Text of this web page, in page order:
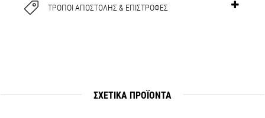
ΤΡΟΠΟΙ ΑΠΟΣΤΟΛΗΣ & ΕΠΙΣΤΡΟΦΕΣ
ΣΧΕΤΙΚΆ ΠΡΟΪΟΝΤΑ